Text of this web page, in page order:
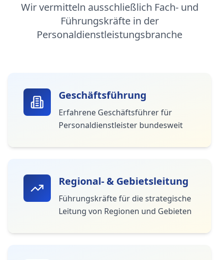
Wir vermitteln ausschließlich Fach- und
Führungskräfte in der
Personaldienstleistungsbranche
Geschäftsführung
Erfahrene Geschäftsführer für
Personaldienstleister bundesweit
Regional- & Gebietsleitung
Führungskräfte für die strategische
Leitung von Regionen und Gebieten